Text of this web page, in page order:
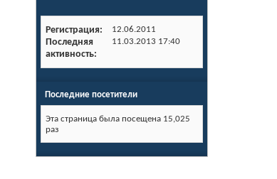
Регистрация 12.06.2011
Последняя
активность
11.03.2013 17:40
Последние посетители
Эта страница была посещена 15,025
раз